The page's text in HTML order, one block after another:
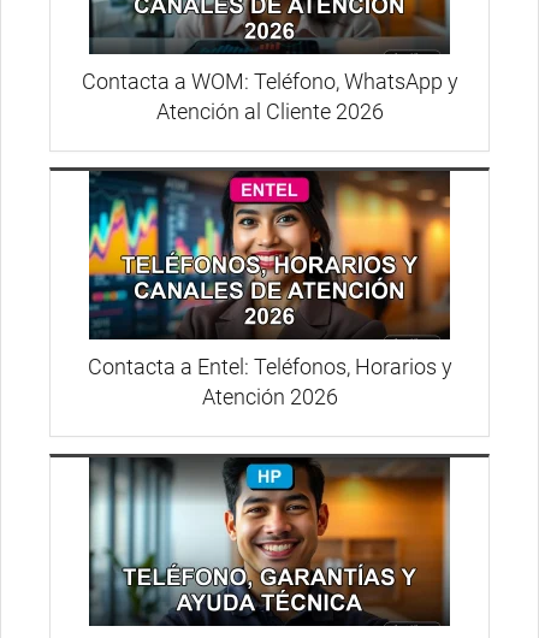
Contacta a WOM: Teléfono, WhatsApp y
Atención al Cliente 2026
Contacta a Entel: Teléfonos, Horarios y
Atención 2026